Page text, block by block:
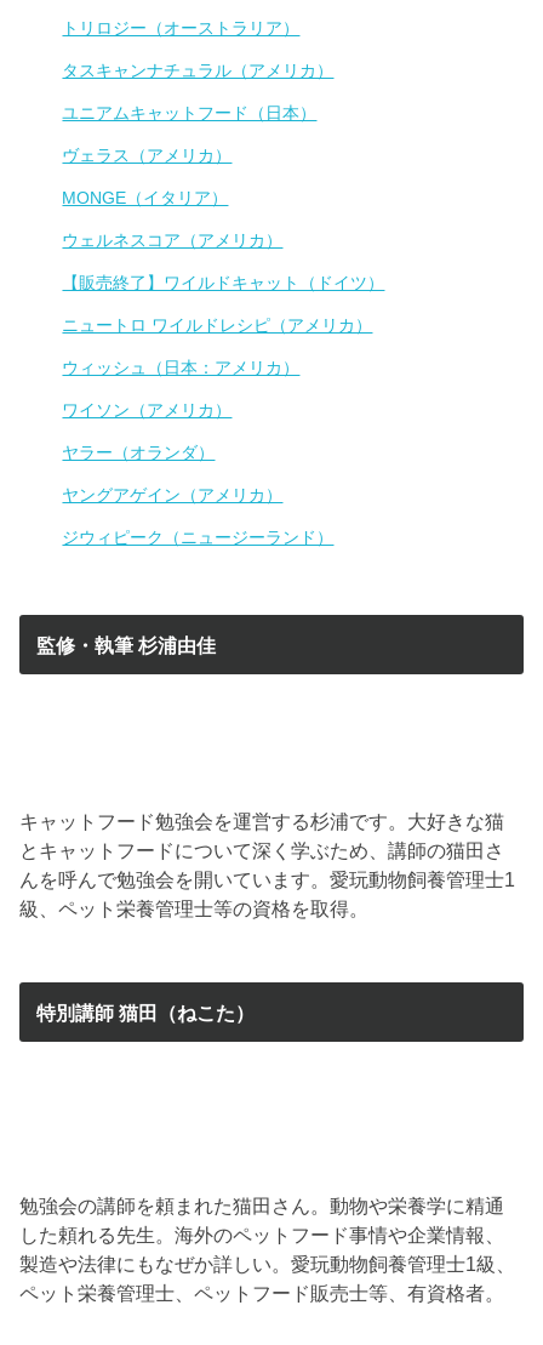
トリロジー（オーストラリア）
タスキャンナチュラル（アメリカ）
ユニアムキャットフード（日本）
ヴェラス（アメリカ）
MONGE（イタリア）
ウェルネスコア（アメリカ）
【販売終了】ワイルドキャット（ドイツ）
ニュートロ ワイルドレシピ（アメリカ）
ウィッシュ（日本：アメリカ）
ワイソン（アメリカ）
ヤラー（オランダ）
ヤングアゲイン（アメリカ）
ジウィピーク（ニュージーランド）
監修・執筆 杉浦由佳
キャットフード勉強会を運営する杉浦です。大好きな猫
とキャットフードについて深く学ぶため、講師の猫田さ
んを呼んで勉強会を開いています。愛玩動物飼養管理士1
級、ペット栄養管理士等の資格を取得。
特別講師 猫田（ねこた）
勉強会の講師を頼まれた猫田さん。動物や栄養学に精通
した頼れる先生。海外のペットフード事情や企業情報、
製造や法律にもなぜか詳しい。愛玩動物飼養管理士1級、
ペット栄養管理士、ペットフード販売士等、有資格者。